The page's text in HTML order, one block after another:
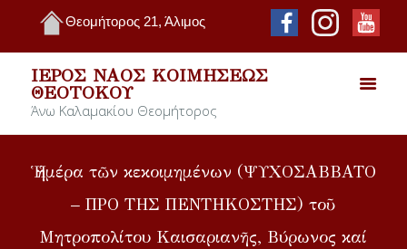
Θεομήτορος 21, Άλιμος
ΙΕΡΌΣ ΝΑΌΣ ΚΟΙΜΉΣΕΩΣ
ΘΕΟΤΌΚΟΥ
Άνω Καλαμακίου Θεομήτορος
Ἡ ἡμέρα τῶν κεκοιμημένων (ΨΥΧΟΣΑΒΒΑΤΟ
– ΠΡΟ ΤΗΣ ΠΕΝΤΗΚΟΣΤΗΣ) τοῦ
Μητροπολίτου Καισαριανῆς, Βύρωνος καί